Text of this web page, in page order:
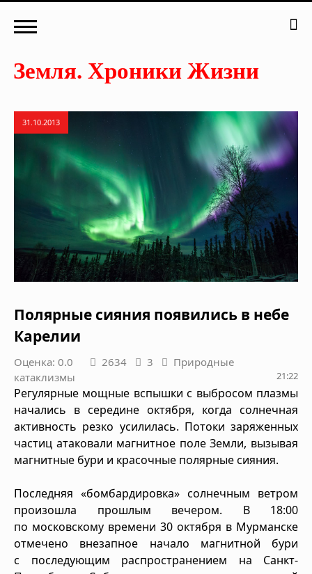
31.10.2013
Полярные сияния появились в небе
Карелии
Оценка: 0.0 2634 3
Природные
катаклизмы
21:22
Регулярные мощные вспышки с выбросом плазмы
начались в середине октября, когда солнечная
активность резко усилилась. Потоки заряженных
частиц атаковали магнитное поле Земли, вызывая
магнитные бури и красочные полярные сияния.
Последняя «бомбардировка» солнечным ветром
произошла прошлым вечером. В 18:00
по московскому времени 30 октября в Мурманске
отмечено внезапное начало магнитной бури
с последующим распространением на Санкт-